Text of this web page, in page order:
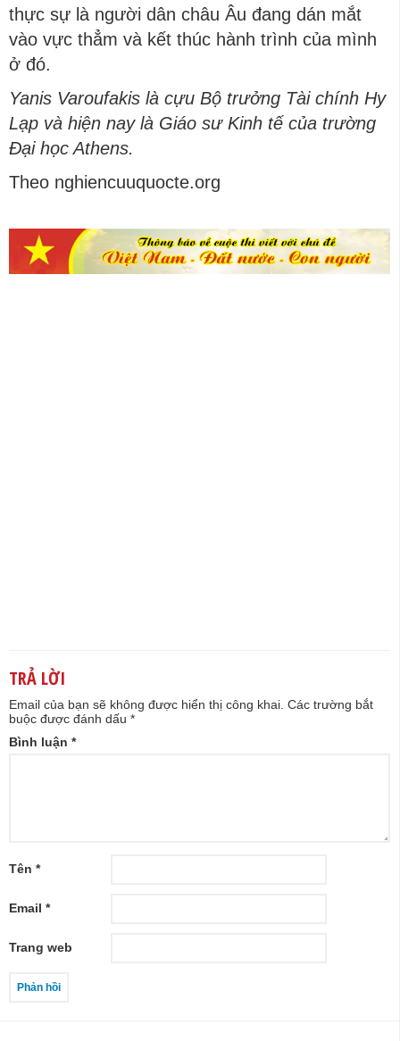
thực sự là người dân châu Âu đang dán mắt
vào vực thẳm và kết thúc hành trình của mình
ở đó.
Yanis Varoufakis là cựu Bộ trưởng Tài chính Hy
Lạp và hiện nay là Giáo sư Kinh tế của trường
Đại học Athens.
Theo nghiencuuquocte.org
TRẢ LỜI
Email của bạn sẽ không được hiển thị công khai. Các trường bắt
buộc được đánh dấu *
Bình luận *
Tên *
Email *
Trang web